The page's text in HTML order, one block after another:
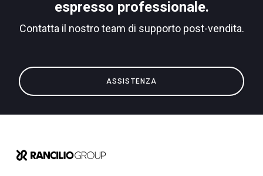
espresso professionale.
Contatta il nostro team di supporto post-vendita.
ASSISTENZA
Tutti
Prodotti
News
Altro